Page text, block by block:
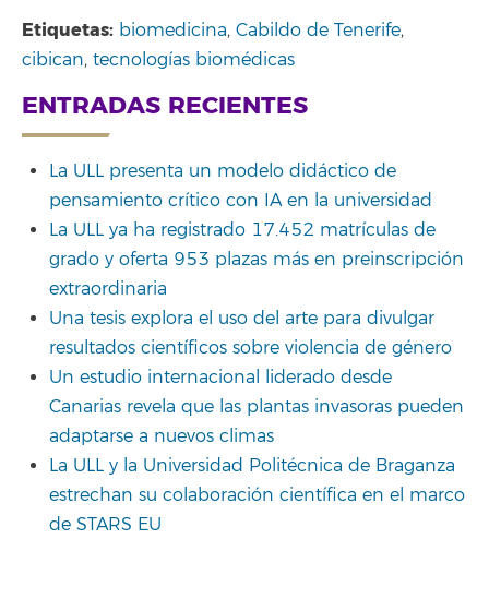
Etiquetas: biomedicina, Cabildo de Tenerife,
cibican, tecnologías biomédicas
ENTRADAS RECIENTES
La ULL presenta un modelo didáctico de
pensamiento crítico con IA en la universidad
La ULL ya ha registrado 17.452 matrículas de
grado y oferta 953 plazas más en preinscripción
extraordinaria
Una tesis explora el uso del arte para divulgar
resultados científicos sobre violencia de género
Un estudio internacional liderado desde
Canarias revela que las plantas invasoras pueden
adaptarse a nuevos climas
La ULL y la Universidad Politécnica de Braganza
estrechan su colaboración científica en el marco
de STARS EU